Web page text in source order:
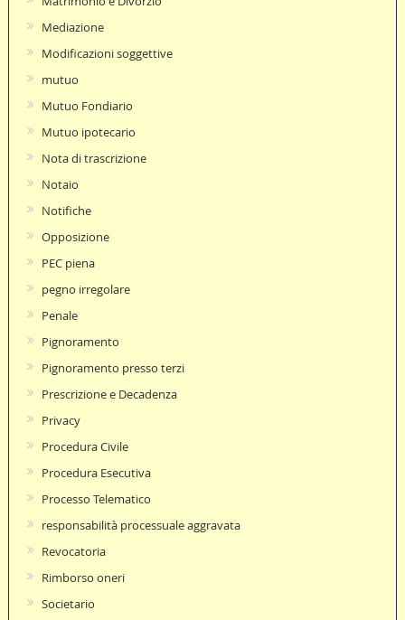
Mediazione
Modificazioni soggettive
mutuo
Mutuo Fondiario
Mutuo ipotecario
Nota di trascrizione
Notaio
Notifiche
Opposizione
PEC piena
pegno irregolare
Penale
Pignoramento
Pignoramento presso terzi
Prescrizione e Decadenza
Privacy
Procedura Civile
Procedura Esecutiva
Processo Telematico
responsabilità processuale aggravata
Revocatoria
Rimborso oneri
Societario